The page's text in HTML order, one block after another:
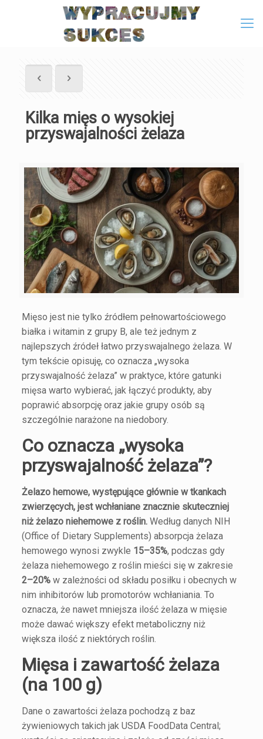
Kilka mięs o wysokiej
przyswajalności żelaza
Mięso jest nie tylko źródłem pełnowartościowego
białka i witamin z grupy B, ale też jednym z
najlepszych źródeł łatwo przyswajalnego żelaza. W
tym tekście opisuję, co oznacza „wysoka
przyswajalność żelaza” w praktyce, które gatunki
mięsa warto wybierać, jak łączyć produkty, aby
poprawić absorpcję oraz jakie grupy osób są
szczególnie narażone na niedobory.
Co oznacza „wysoka
przyswajalność żelaza”?
Żelazo hemowe, występujące głównie w tkankach
zwierzęcych, jest wchłaniane znacznie skuteczniej
niż żelazo niehemowe z roślin.Według danych NIH
(Office of Dietary Supplements) absorpcja żelaza
hemowego wynosi zwykle 15–35%, podczas gdy
żelaza niehemowego z roślin mieści się w zakresie
2–20%w zależności od składu posiłku i obecnych w
nim inhibitorów lub promotorów wchłaniania. To
oznacza, że nawet mniejsza ilość żelaza w mięsie
może dawać większy efekt metaboliczny niż
większa ilość z niektórych roślin.
Mięsa i zawartość żelaza
(na 100 g)
Dane o zawartości żelaza pochodzą z baz
żywieniowych takich jak USDA FoodData Central;